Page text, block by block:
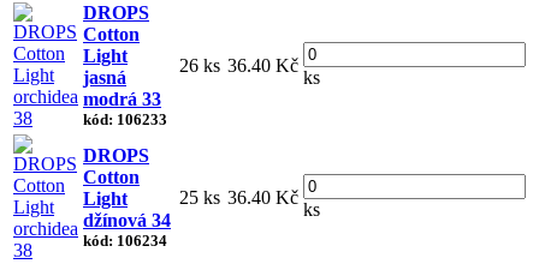
DROPS
Cotton
Light
jasná
modrá 33
kód: 106233
26 ks 36.40 Kč
ks
DROPS
Cotton
Light
džínová 34
kód: 106234
25 ks 36.40 Kč
ks